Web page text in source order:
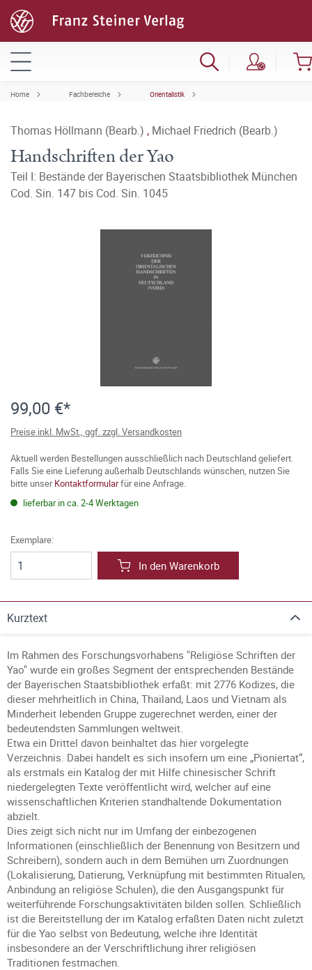
Home Fachbereiche Orientalistik
Thomas Höllmann (Bearb.) , Michael Friedrich (Bearb.)
Handschriften der Yao
Teil I: Bestände der Bayerischen Staatsbibliothek München
Cod. Sin. 147 bis Cod. Sin. 1045
99,00 €*
Preise inkl. MwSt., ggf. zzgl. Versandkosten
Aktuell werden Bestellungen ausschließlich nach Deutschland geliefert.
Falls Sie eine Lieferung außerhalb Deutschlands wünschen, nutzen Sie
bitte unserKontaktformularfür eine Anfrage.
lieferbar in ca. 2-4 Werktagen
Exemplare:
In den Warenkorb
Kurztext
Im Rahmen des Forschungsvorhabens "Religiöse Schriften der
Yao" wurde ein großes Segment der entsprechenden Bestände
der Bayerischen Staatsbibliothek erfaßt: mit 2776 Kodizes, die
dieser mehrheitlich in China, Thailand, Laos und Vietnam als
Minderheit lebenden Gruppe zugerechnet werden, einer der
bedeutendsten Sammlungen weltweit.
Etwa ein Drittel davon beinhaltet das hier vorgelegte
Verzeichnis. Dabei handelt es sich insofern um eine „Pioniertat“,
als erstmals ein Katalog der mit Hilfe chinesischer Schrift
niedergelegten Texte veröffentlicht wird, welcher auf eine
wissenschaftlichen Kriterien standhaltende Dokumentation
abzielt.
Dies zeigt sich nicht nur im Umfang der einbezogenen
Informationen (einschließlich der Benennung von Besitzern und
Schreibern), sondern auch in dem Bemühen um Zuordnungen
(Lokalisierung, Datierung, Verknüpfung mit bestimmten Ritualen,
Anbindung an religiöse Schulen), die den Ausgangspunkt für
weiterführende Forschungsaktivitäten bilden sollen. Schließlich
ist die Bereitstellung der im Katalog erfaßten Daten nicht zuletzt
für die Yao selbst von Bedeutung, welche ihre Identität
insbesondere an der Verschriftlichung ihrer religiösen
Traditionen festmachen.